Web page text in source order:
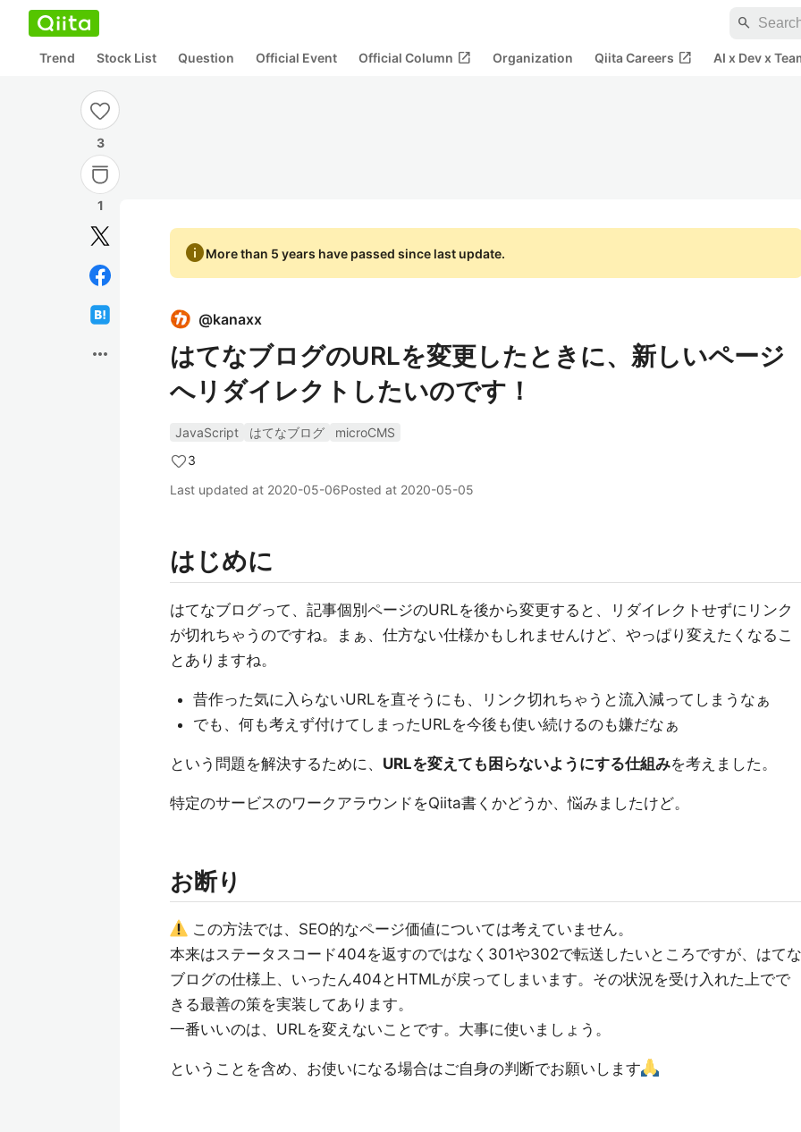
search
Trend Stock List Question Official Event Official Column open_in_new Organization Qiita Careers open_in_new AI x Dev x
3
1
more_horiz
infoMore than 5 years have passed since last update.
@kanaxx
はてなブログのURLを変更したときに、新しいページ
へリダイレクトしたいのです！
JavaScript はてなブログ
microCMS
3
Last updated at 2020-05-06Posted at 2020-05-05
はじめに
はてなブログって、記事個別ページのURLを後から変更すると、リダイレクトせずにリンク
が切れちゃうのですね。まぁ、仕方ない仕様かもしれませんけど、やっぱり変えたくなるこ
とありますね。
昔作った気に入らないURLを直そうにも、リンク切れちゃうと流入減ってしまうなぁ
でも、何も考えず付けてしまったURLを今後も使い続けるのも嫌だなぁ
という問題を解決するために、 URLを変えても困らないようにする仕組みを考えました。
特定のサービスのワークアラウンドをQiita書くかどうか、悩みましたけど。
お断り
この方法では、SEO的なページ価値については考えていません。
本来はステータスコード404を返すのではなく301や302で転送したいところですが、はてな
ブログの仕様上、いったん404とHTMLが戻ってしまいます。その状況を受け入れた上でで
きる最善の策を実装してあります。
一番いいのは、URLを変えないことです。大事に使いましょう。
ということを含め、お使いになる場合はご自身の判断でお願いします